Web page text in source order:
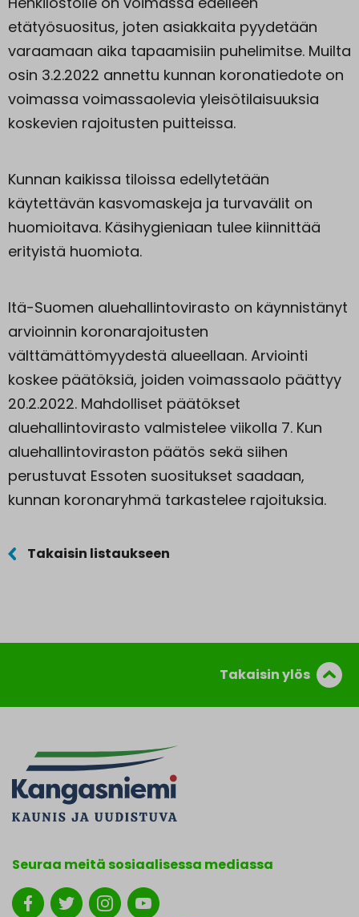
etätyösuositus, joten asiakkaita pyydetään
varaamaan aika tapaamisiin puhelimitse. Muilta
osin 3.2.2022 annettu kunnan koronatiedote on
voimassa voimassaolevia yleisötilaisuuksia
koskevien rajoitusten puitteissa.
Kunnan kaikissa tiloissa edellytetään
käytettävän kasvomaskeja ja turvavälit on
huomioitava. Käsihygieniaan tulee kiinnittää
erityistä huomiota.
Itä-Suomen aluehallintovirasto on käynnistänyt
arvioinnin koronarajoitusten
välttämättömyydestä alueellaan. Arviointi
koskee päätöksiä, joiden voimassaolo päättyy
20.2.2022. Mahdolliset päätökset
aluehallintovirasto valmistelee viikolla 7. Kun
aluehallintoviraston päätös sekä siihen
perustuvat Essoten suositukset saadaan,
kunnan koronaryhmä tarkastelee rajoituksia.
Takaisin listaukseen
Takaisin ylös
Seuraa meitä sosiaalisessa mediassa